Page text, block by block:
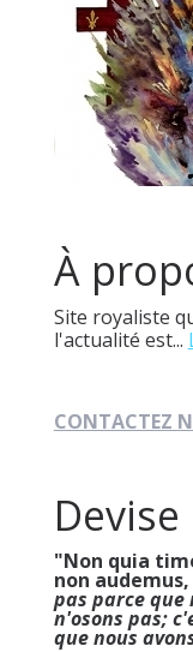
À
Site royaliste
l'actualité est...
CONTACTEZ
Devise
"Non quia
non
pas parce que
n'osons pas;
que nous